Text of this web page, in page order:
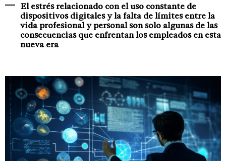
El estrés relacionado con el uso constante de
dispositivos digitales y la falta de límites entre la
vida profesional y personal son solo algunas de las
consecuencias que enfrentan los empleados en esta
nueva era